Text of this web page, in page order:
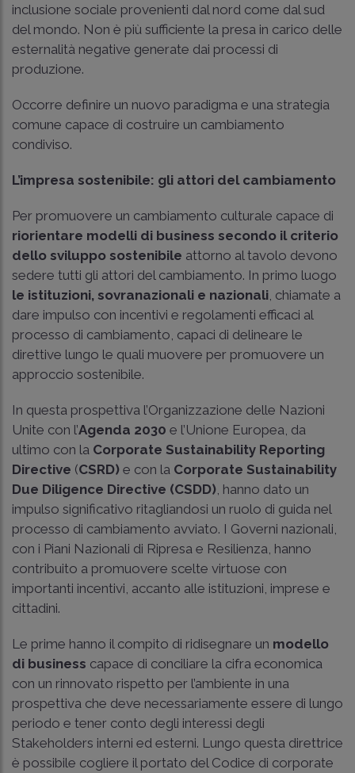
inclusione sociale provenienti dal nord come dal sud
del mondo. Non è più sufficiente la presa in carico delle
esternalità negative generate dai processi di
produzione.
Occorre definire un nuovo paradigma e una strategia
comune capace di costruire un cambiamento
condiviso.
L’impresa sostenibile: gli attori del cambiamento
Per promuovere un cambiamento culturale capace di
riorientare modelli di business secondo il criterio
dello sviluppo sostenibile attorno al tavolo devono
sedere tutti gli attori del cambiamento. In primo luogo
le istituzioni, sovranazionali e nazionali , chiamate a
dare impulso con incentivi e regolamenti efficaci al
processo di cambiamento, capaci di delineare le
direttive lungo le quali muovere per promuovere un
approccio sostenibile.
In questa prospettiva l’Organizzazione delle Nazioni
Unite con l’Agenda 2030 e l’Unione Europea, da
ultimo con la Corporate Sustainability Reporting
Directive (CSRD) e con la Corporate Sustainability
Due Diligence Directive (CSDD) , hanno dato un
impulso significativo ritagliandosi un ruolo di guida nel
processo di cambiamento avviato. I Governi nazionali,
con i Piani Nazionali di Ripresa e Resilienza, hanno
contribuito a promuovere scelte virtuose con
importanti incentivi, accanto alle istituzioni, imprese e
cittadini.
Le prime hanno il compito di ridisegnare un modello
di business capace di conciliare la cifra economica
con un rinnovato rispetto per l’ambiente in una
prospettiva che deve necessariamente essere di lungo
periodo e tener conto degli interessi degli
Stakeholders interni ed esterni. Lungo questa direttrice
è possibile cogliere il portato del Codice di corporate